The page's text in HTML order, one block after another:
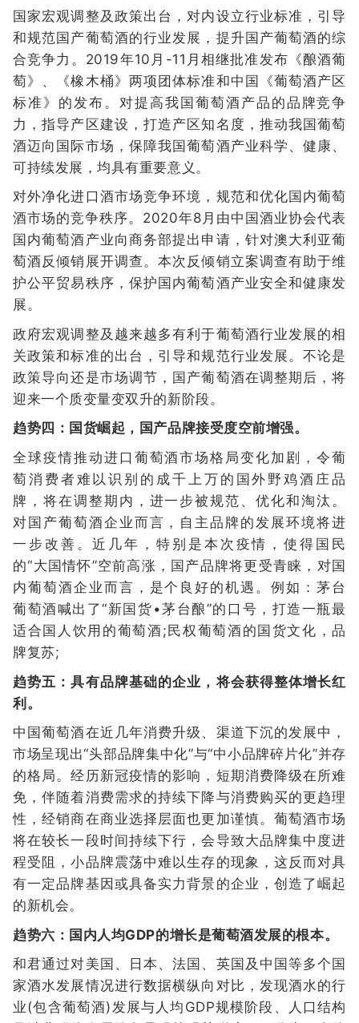
国家宏观调整及政策出台，对内设立行业标准，引导
和规范国产葡萄酒的行业发展，提升国产葡萄酒的综
合竞争力。2019年10月-11月相继批准发布《酿酒葡
萄》、《橡木桶》两项团体标准和中国《葡萄酒产区
标准》的发布。对提高我国葡萄酒产品的品牌竞争
力，指导产区建设，打造产区知名度，推动我国葡萄
酒迈向国际市场，保障我国葡萄酒产业科学、健康、
可持续发展，均具有重要意义。
对外净化进口酒市场竞争环境，规范和优化国内葡萄
酒市场的竞争秩序。2020年8月由中国酒业协会代表
国内葡萄酒产业向商务部提出申请，针对澳大利亚葡
萄酒反倾销展开调查。本次反倾销立案调查有助于维
护公平贸易秩序，保护国内葡萄酒产业安全和健康发
展。
政府宏观调整及越来越多有利于葡萄酒行业发展的相
关政策和标准的出台，引导和规范行业发展。不论是
政策导向还是市场调节，国产葡萄酒在调整期后，将
迎来一个质变量变双升的新阶段。
趋势四：国货崛起，国产品牌接受度空前增强。
全球疫情推动进口葡萄酒市场格局变化加剧，令葡
萄消费者难以识别的成千上万的国外野鸡酒庄品
牌，将在调整期内，进一步被规范、优化和淘汰。
对国产葡萄酒企业而言，自主品牌的发展环境将进
一步改善。近几年，特别是本次疫情，使得国民
的“大国情怀”空前高涨，国产品牌将更受青睐，对国
内葡萄酒企业而言，是个良好的机遇。例如：茅台
葡萄酒喊出了“新国货•茅台酿”的口号，打造一瓶最
适合国人饮用的葡萄酒;民权葡萄酒的国货文化，品
牌复苏;
趋势五：具有品牌基础的企业，将会获得整体增长红
利。
中国葡萄酒在近几年消费升级、渠道下沉的发展中，
市场呈现出“头部品牌集中化”与“中小品牌碎片化”并存
的格局。经历新冠疫情的影响，短期消费降级在所难
免，伴随着消费需求的持续下降与消费购买的更趋理
性，经销商在商业选择层面也更加谨慎。葡萄酒市场
将在较长一段时间持续下行，会导致大品牌集中度进
程受阻，小品牌震荡中难以生存的现象，这反而对具
有一定品牌基因或具备实力背景的企业，创造了崛起
的新机会。
趋势六：国内人均GDP的增长是葡萄酒发展的根本。
和君通过对美国、日本、法国、英国及中国等多个国
家酒水发展情况进行数据横纵向对比，发现酒水的行
业(包含葡萄酒)发展与人均GDP规模阶段、人口结构